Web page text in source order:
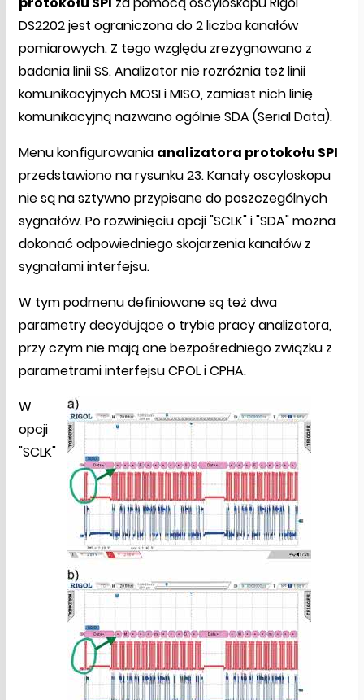
DS2202 jest ograniczona do 2 liczba kanałów
pomiarowych. Z tego względu zrezygnowano z
badania linii SS. Analizator nie rozróżnia też linii
komunikacyjnych MOSI i MISO, zamiast nich linię
komunikacyjną nazwano ogólnie SDA (Serial Data).
Menu konfigurowania analizatora protokołu SPI
przedstawiono na rysunku 23. Kanały oscyloskopu
nie są na sztywno przypisane do poszczególnych
sygnałów. Po rozwinięciu opcji "SCLK" i "SDA" można
dokonać odpowiedniego skojarzenia kanałów z
sygnałami interfejsu.
W tym podmenu definiowane są też dwa
parametry decydujące o trybie pracy analizatora,
przy czym nie mają one bezpośredniego związku z
parametrami interfejsu CPOL i CPHA.
W
opcji
"SCLK"